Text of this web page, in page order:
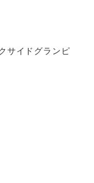
サイドグランピ